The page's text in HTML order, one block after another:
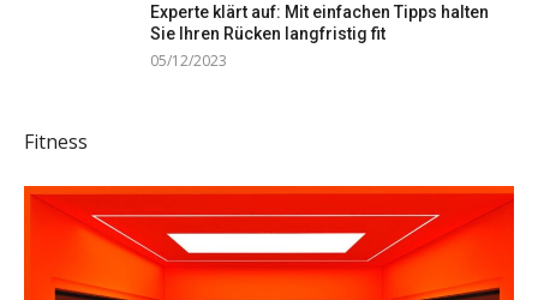
Experte klärt auf: Mit einfachen Tipps halten
Sie Ihren Rücken langfristig fit
05/12/2023
Fitness